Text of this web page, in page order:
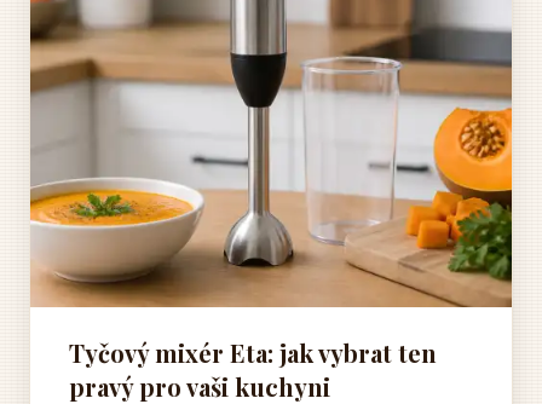
Tyčový mixér Eta: jak vybrat ten
pravý pro vaši kuchyni